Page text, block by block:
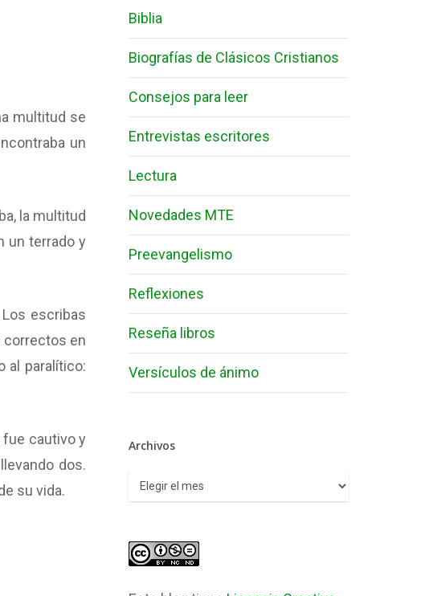
multitud se
un
la multitud
un terrado y
escribas
correctos en
al paralítico:
fue cautivo y
dos.
su vida.
Biblia
Biografías de Clásicos Cristianos
Consejos para leer
Entrevistas escritores
Lectura
Novedades MTE
Preevangelismo
Reflexiones
Reseña libros
Versículos de ánimo
Archivos
Archivos